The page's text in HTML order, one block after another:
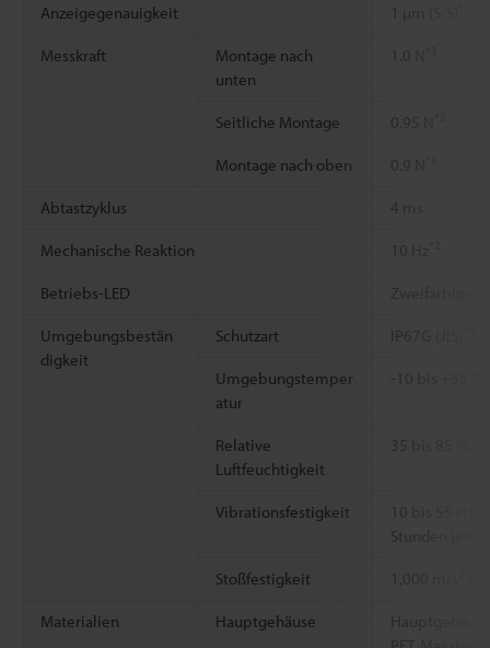
Anzeigegenauigkeit
Messkraft
Montage nach
unten
Seitliche Montage 0.95 N
Montage nach oben 0.9 N
Abtastzyklus 4 ms
Mechanische Reaktion
Betriebs-LED Zweifarbige
Umgebungsbestän
digkeit
Schutzart IP67G (JIS)
Umgebungstemper
atur
-10 bis +55
Relative
Luftfeuchtigkeit
35 bis 85 %
Vibrationsfestigkeit
Stunden
Stoßfestigkeit
Materialien Hauptgehäuse